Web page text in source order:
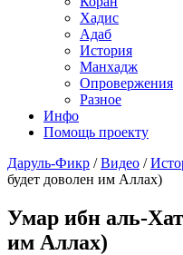
Хадис
Адаб
История
Манхадж
Опровержения
Разное
Инфо
Помощь проекту
Даруль-Фикр /Видео /
будет доволен им Аллах)
Умар ибн аль-
им Аллах)